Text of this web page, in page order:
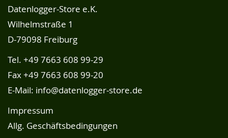
Datenlogger-Store e.K.
Wilhelmstraße 1
D-79098 Freiburg
Tel. +49 7663 608 99-29
Fax +49 7663 608 99-20
E-Mail: info@datenlogger-store.de
Impressum
Allg. Geschäftsbedingungen